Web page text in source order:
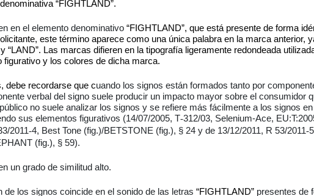
“FIGHTLAND”.
en el elemento denominativo “FIGHTLAND”, que está presente de forma
este término aparece como una única palabra en la marca anterior,
“LAND”. Las marcas difieren en la tipografía ligeramente redondeada
figurativo y los colores de dicha marca.
debe recordarse que cuando los signos están formados tanto por
verbal del signo suele producir un impacto mayor sobre el consumidor
no suele analizar los signos y se refiere más fácilmente a los signos
sus elementos figurativos (14/07/2005, T‑312/03, Selenium-Ace,
2011‑4, Best Tone (fig.)/BETSTONE (fig.), § 24 y de 13/12/2011, R 53/2011‑
(fig.), § 59).
un grado de similitud alto.
de los signos coincide en el sonido de las letras “FIGHTLAND” presentes de